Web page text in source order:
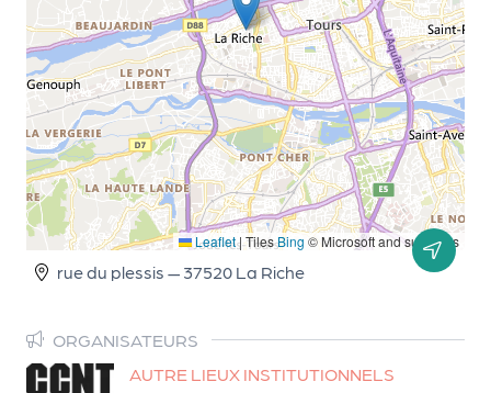
Leaflet|TilesBing © Microsoft and suppliers
rue du plessis — 37520 La Riche
ORGANISATEURS
AUTRE LIEUX INSTITUTIONNELS
P
r
o
p
o
s
e
r
n
é
è
n